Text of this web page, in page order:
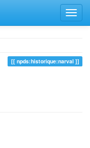
npds:historique:narval